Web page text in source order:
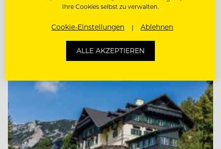
Entdecke alle Jobs
Ihre Cookies selbst zu verwalten.
Cookie-Einstellungen Ablehnen
ALLE AKZEPTIEREN